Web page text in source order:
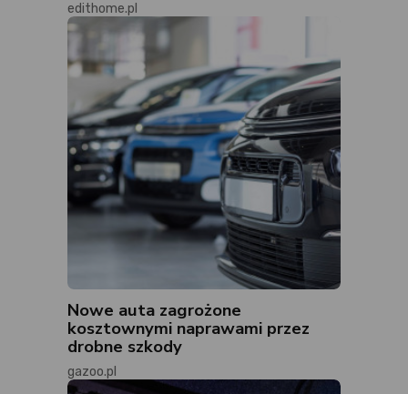
edithome.pl
Nowe auta zagrożone
kosztownymi naprawami przez
drobne szkody
gazoo.pl